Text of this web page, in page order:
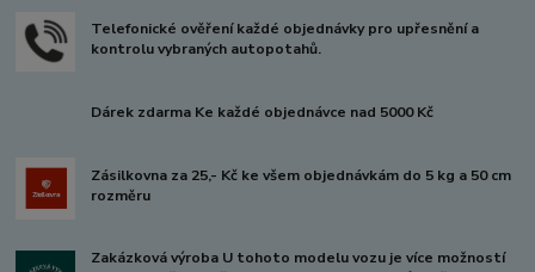
Telefonické ověření každé objednávky pro upřesnění a
kontrolu vybraných autopotahů.
Dárek zdarma Ke každé objednávce nad 5000 Kč
Zásilkovna za 25,- Kč ke všem objednávkám do 5 kg a 50 cm
rozměru
Zakázková výroba U tohoto modelu vozu je více možností